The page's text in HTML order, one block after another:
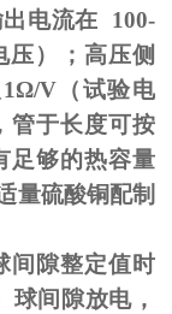
电流在 100-
压）；高压侧
1Ω/V（试验电
管于长度可按
足够的热容量
量硫酸铜配制
间隙整定值时
球间隙放电，